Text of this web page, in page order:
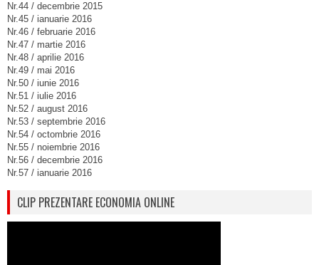
Nr.44 / decembrie 2015
Nr.45 / ianuarie 2016
Nr.46 / februarie 2016
Nr.47 / martie 2016
Nr.48 / aprilie 2016
Nr.49 / mai 2016
Nr.50 / iunie 2016
Nr.51 / iulie 2016
Nr.52 / august 2016
Nr.53 / septembrie 2016
Nr.54 / octombrie 2016
Nr.55 / noiembrie 2016
Nr.56 / decembrie 2016
Nr.57 / ianuarie 2016
CLIP PREZENTARE ECONOMIA ONLINE